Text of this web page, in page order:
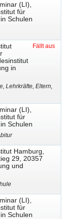
(LI),
für
Schulen
in
Fällt aus
Lehrkräfte, Eltern,
(LI),
für
Schulen
Hamburg,
29, 20357
und
(LI),
für
Schulen